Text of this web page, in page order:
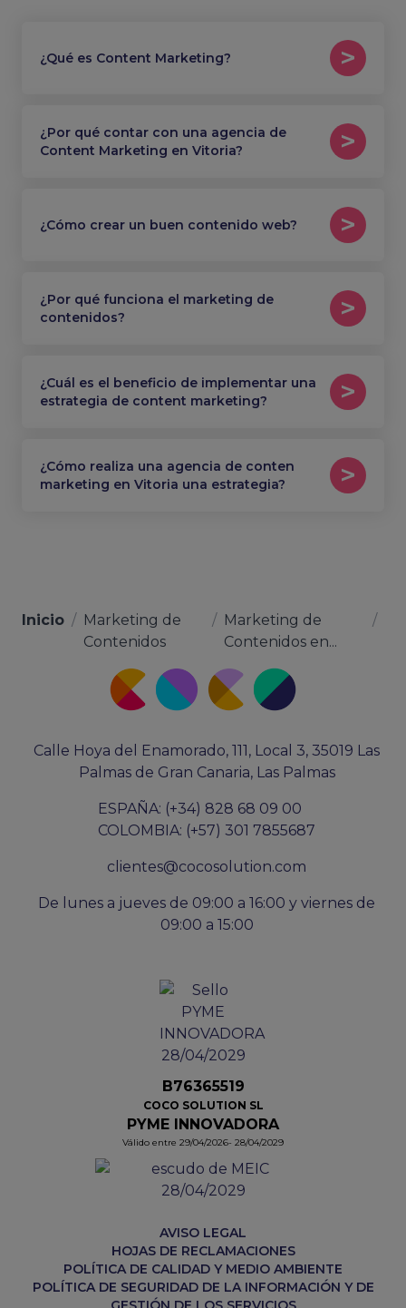
¿Qué es Content Marketing?
¿Por qué contar con una agencia de
Content Marketing en Vitoria?
¿Cómo crear un buen contenido web?
¿Por qué funciona el marketing de
contenidos?
¿Cuál es el beneficio de implementar una
estrategia de content marketing?
¿Cómo realiza una agencia de conten
marketing en Vitoria una estrategia?
Inicio / Marketing de
Contenidos
/ Marketing de
Contenidos en...
/
Calle Hoya del Enamorado, 111, Local 3, 35019 Las
Palmas de Gran Canaria, Las Palmas
ESPAÑA: (+34) 828 68 09 00
COLOMBIA: (+57) 301 7855687
clientes@cocosolution.com
De lunes a jueves de 09:00 a 16:00 y viernes de
09:00 a 15:00
B76365519
COCO SOLUTION SL
PYME INNOVADORA
Válido entre 29/04/2026- 28/04/2029
AVISO LEGAL
HOJAS DE RECLAMACIONES
POLÍTICA DE CALIDAD Y MEDIO AMBIENTE
POLÍTICA DE SEGURIDAD DE LA INFORMACIÓN Y DE